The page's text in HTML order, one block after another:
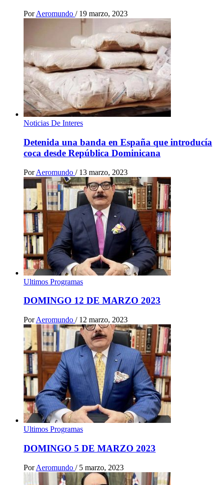
Por Aeromundo / 19 marzo, 2023
Noticias De Interes
Detenida una banda en España que introducía
coca desde República Dominicana
Por Aeromundo / 13 marzo, 2023
Ultimos Programas
DOMINGO 12 DE MARZO 2023
Por Aeromundo / 12 marzo, 2023
Ultimos Programas
DOMINGO 5 DE MARZO 2023
Por Aeromundo / 5 marzo, 2023